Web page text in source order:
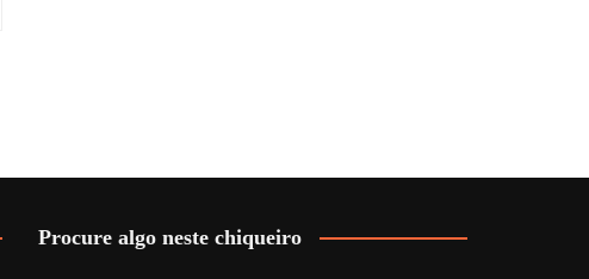
Procure algo neste chiqueiro